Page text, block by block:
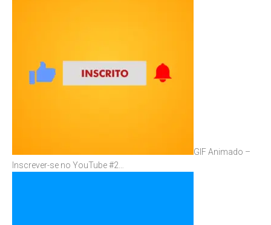
GIF Animado –
Inscrever-se no YouTube #2…